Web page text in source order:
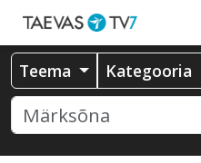
Teema Kategooria